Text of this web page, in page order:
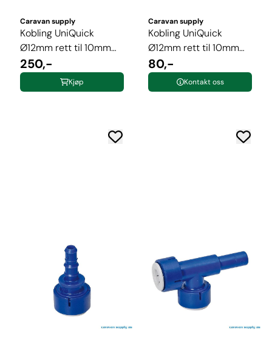
Caravan supply
Kobling UniQuick
Ø12mm rett til 10mm
rør
250,-
Kjøp
Caravan supply
Kobling UniQuick
Ø12mm rett til 10mm
slange
80,-
Kontakt oss